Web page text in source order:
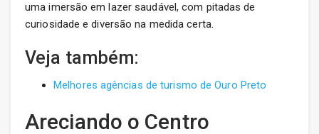
uma imersão em lazer saudável, com pitadas de
curiosidade e diversão na medida certa.
Veja também:
Melhores agências de turismo de Ouro Preto
Areciando o Centro